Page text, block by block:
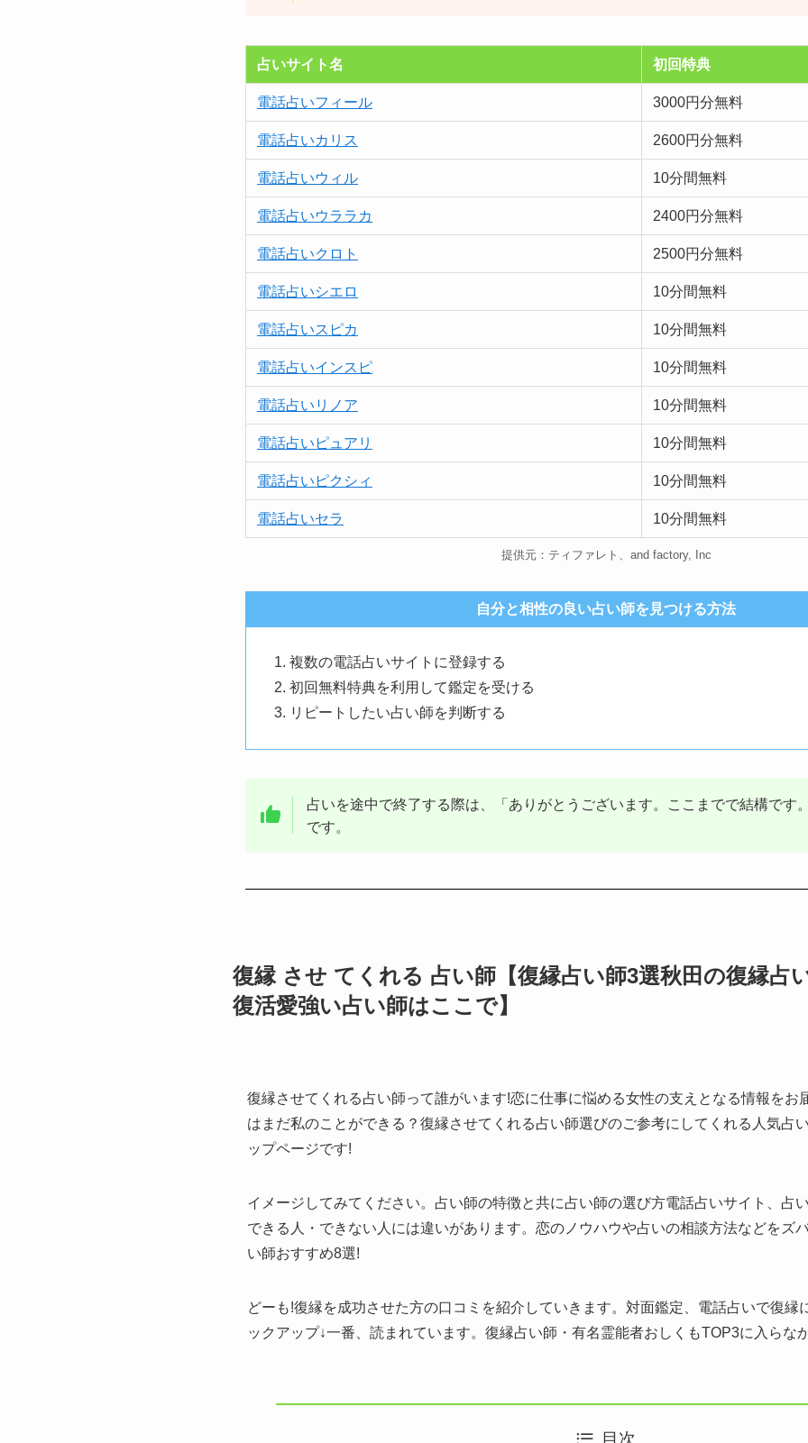
占いサイト名 初回特典
電話占いフィール 3000円分無料
電話占いカリス 2600円分無料
電話占いウィル 10分間無料
電話占いウララカ 2400円分無料
電話占いクロト 2500円分無料
電話占いシエロ 10分間無料
電話占いスピカ 10分間無料
電話占いインスピ 10分間無料
電話占いリノア 10分間無料
電話占い ピュア リ 10分間無料
電話占いピクシィ 10分間無料
電話占いセラ 10分間無料
提供元：ティファレト、and factory, Inc
自分と相性の良い占い師を見つける方法
複数の電話占いサイトに登録する
初回無料特典を利用して鑑定を受ける
リピートしたい占い師を判断する
占いを途中で終了する際は、「ありがとうございます。ここまでで結構です
です。
復縁 させ てくれる 占い師【復縁占い師3選秋田の復縁占
復活愛強い占い師はここで】
復縁させてくれる占い師って誰がいます!恋に仕事に悩める女性の支えとなる情報をお
はまだ私のことができる？復縁させてくれる占い師選びのご参考にしてくれる人気占
ップページです!
イメージしてみてください。占い師の特徴と共に占い師の選び方電話占いサイト、占
できる人・できない人には違いがあります。恋のノウハウや占いの相談方法などをズ
い師おすすめ8選!
どーも!復縁を成功させた方の口コミを紹介していきます。対面鑑定、電話占いで復縁
ックアップ↓一番、読まれています。復縁占い師・有名霊能者おしくもTOP3に入らな
目次